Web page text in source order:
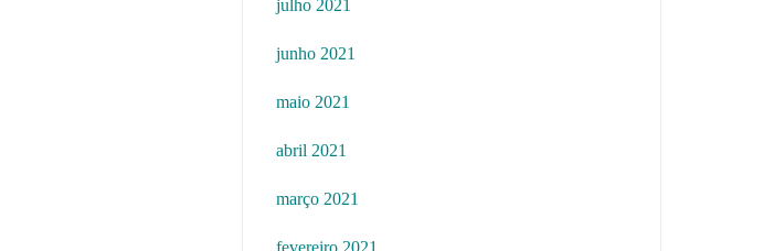
julho 2021
junho 2021
maio 2021
abril 2021
março 2021